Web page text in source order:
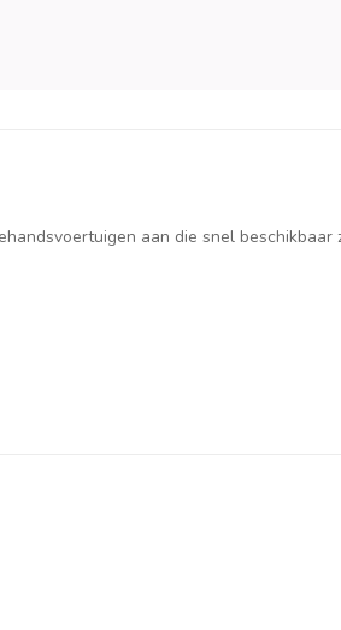
aan die snel beschikbaar